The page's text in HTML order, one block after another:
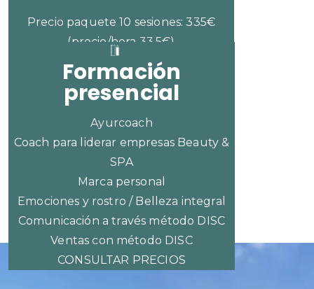
Precio paquete 10 sesiones: 335€
(precio/hora 33,5€)
Formación
presencial
Ayurcoach
Coach para liderar empresas Beauty &
SPA
Marca personal
Emociones y rostro / Belleza integral
Comunicación a través método DISC
Ventas con método DISC
CONSULTAR PRECIOS